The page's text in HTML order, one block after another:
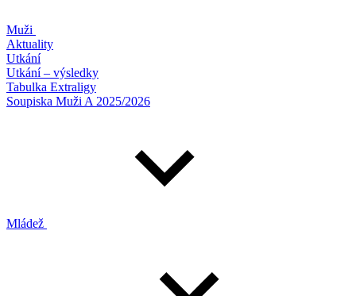
Muži
Aktuality
Utkání
Utkání – výsledky
Tabulka Extraligy
Soupiska Muži A 2025/2026
Mládež